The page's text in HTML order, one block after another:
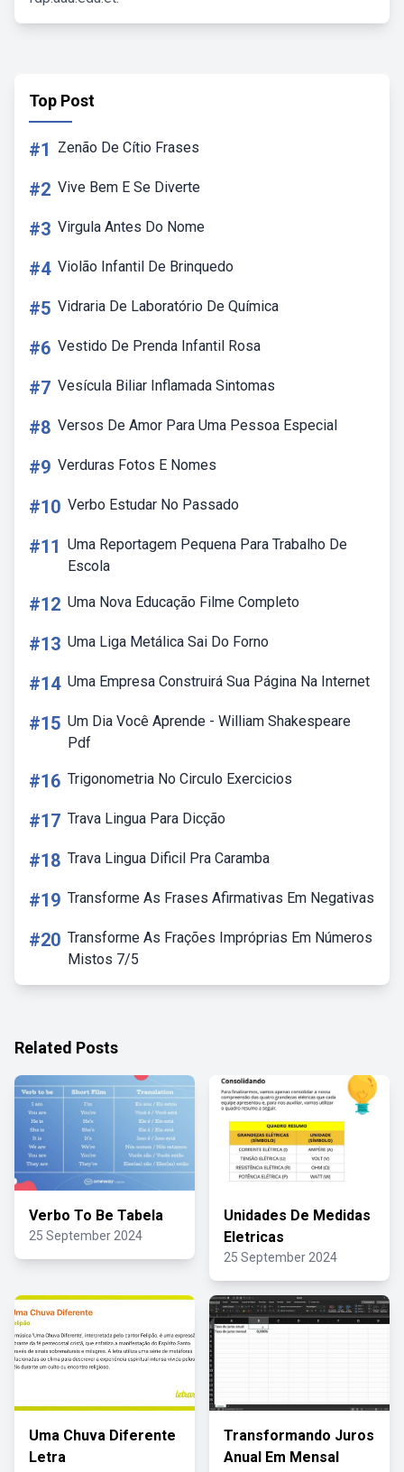
Top Post
#1 Zenão De Cítio Frases
#2 Vive Bem E Se Diverte
#3 Virgula Antes Do Nome
#4 Violão Infantil De Brinquedo
#5 Vidraria De Laboratório De Química
#6 Vestido De Prenda Infantil Rosa
#7 Vesícula Biliar Inflamada Sintomas
#8 Versos De Amor Para Uma Pessoa Especial
#9 Verduras Fotos E Nomes
#10 Verbo Estudar No Passado
#11 Uma Reportagem Pequena Para Trabalho De
Escola
#12 Uma Nova Educação Filme Completo
#13 Uma Liga Metálica Sai Do Forno
#14 Uma Empresa Construirá Sua Página Na Internet
#15 Um Dia Você Aprende - William Shakespeare
Pdf
#16 Trigonometria No Circulo Exercicios
#17 Trava Lingua Para Dicção
#18 Trava Lingua Dificil Pra Caramba
#19 Transforme As Frases Afirmativas Em Negativas
#20 Transforme As Frações Impróprias Em Números
Mistos 7/5
Related Posts
Verbo To Be Tabela
25 September 2024
Unidades De Medidas
Eletricas
25 September 2024
Uma Chuva Diferente
Letra
Transformando Juros
Anual Em Mensal